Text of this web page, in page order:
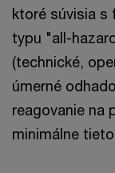
ktoré súvisia s
typu "all-
(technické,
úmerné
reagovanie na
minimálne